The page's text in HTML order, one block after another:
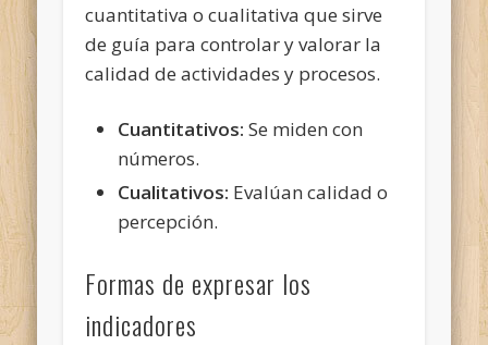
cuantitativa o cualitativa que sirve
de guía para controlar y valorar la
calidad de actividades y procesos.
Cuantitativos: Se miden con
números.
Cualitativos: Evalúan calidad o
percepción.
Formas de expresar los
indicadores